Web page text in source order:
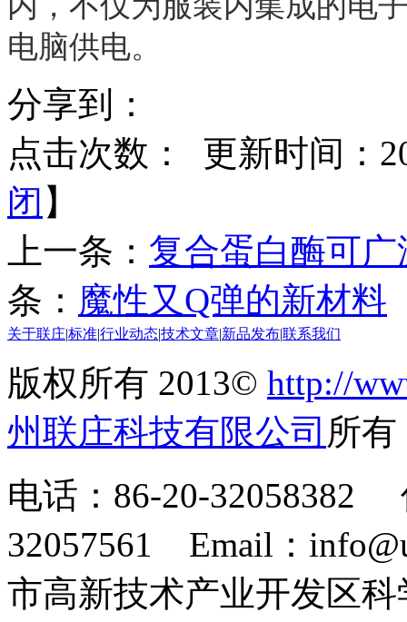
电脑供电。
分享到：
点击次数：
更新时间：
闭 】
上一条： 复合蛋白酶可
条： 魔性又Q弹的新材料
关于联庄标准行业动态技术文章 新品发布联系我们
版权所有 2013© http://
州联庄科技有限公司 所
电话：86-20-32058382
32057561 Email：
市高新技术产业开发区